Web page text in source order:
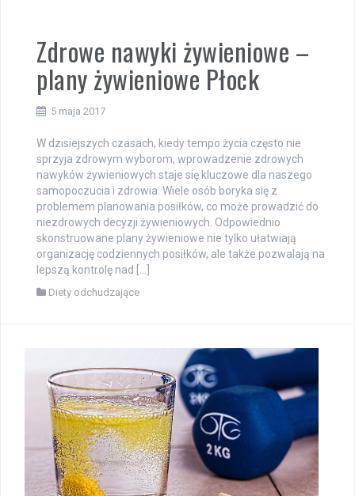
Zdrowe nawyki żywieniowe –
plany żywieniowe Płock
5 maja 2017
W dzisiejszych czasach, kiedy tempo życia często nie
sprzyja zdrowym wyborom, wprowadzenie zdrowych
nawyków żywieniowych staje się kluczowe dla naszego
samopoczucia i zdrowia. Wiele osób boryka się z
problemem planowania posiłków, co może prowadzić do
niezdrowych decyzji żywieniowych. Odpowiednio
skonstruowane plany żywieniowe nie tylko ułatwiają
organizację codziennych posiłków, ale także pozwalają na
lepszą kontrolę nad […]
Diety odchudzające